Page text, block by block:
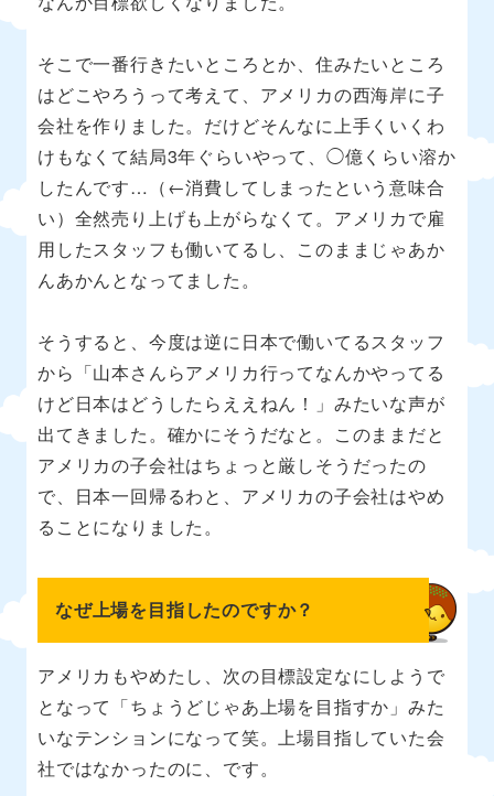
そこで一番行きたいところとか、住みたいところ
はどこやろうって考えて、アメリカの西海岸に子
会社を作りました。だけどそんなに上手くいくわ
けもなくて結局3年ぐらいやって、◯億くらい溶か
したんです…（←消費してしまったという意味合
い）全然売り上げも上がらなくて。アメリカで雇
用したスタッフも働いてるし、このままじゃあか
んあかんとなってました。
そうすると、今度は逆に日本で働いてるスタッフ
から「山本さんらアメリカ行ってなんかやってる
けど日本はどうしたらええねん！」みたいな声が
出てきました。確かにそうだなと。このままだと
アメリカの子会社はちょっと厳しそうだったの
で、日本一回帰るわと、アメリカの子会社はやめ
ることになりました。
なぜ上場を目指したのですか？
アメリカもやめたし、次の目標設定なにしようで
となって「ちょうどじゃあ上場を目指すか」みた
いなテンションになって笑。上場目指していた会
社ではなかったのに、です。